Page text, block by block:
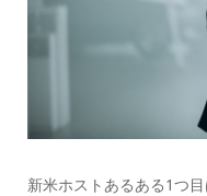
新米ホストあるある1つ目